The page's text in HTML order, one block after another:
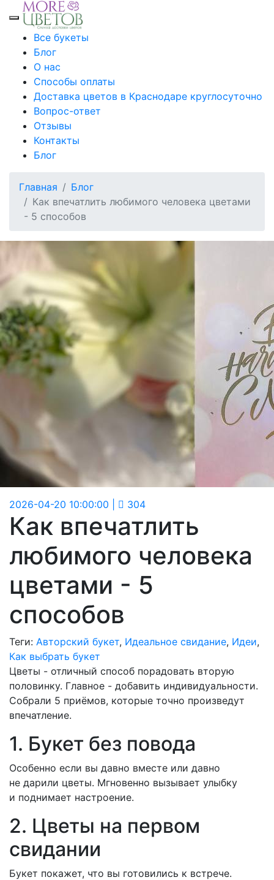
Toggle mobile menu
Все букеты
Блог
О нас
Способы оплаты
Доставка цветов в Краснодаре круглосуточно
Вопрос-ответ
Отзывы
Контакты
Блог
Главная
Блог
Как впечатлить любимого человека цветами
- 5 способов
2026-04-20 10:00:00 304
Как впечатлить
любимого человека
цветами - 5
способов
Теги: Авторский букет, Идеальное свидание, Идеи,
Как выбрать букет
Цветы - отличный способ порадовать вторую
половинку. Главное - добавить индивидуальности.
Собрали 5 приёмов, которые точно произведут
впечатление.
1. Букет без повода
Особенно если вы давно вместе или давно
не дарили цветы. Мгновенно вызывает улыбку
и поднимает настроение.
2. Цветы на первом
свидании
Букет покажет, что вы готовились к встрече.